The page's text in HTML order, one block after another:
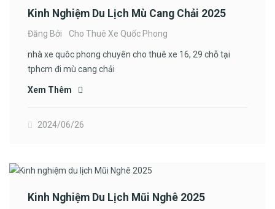
Kinh Nghiệm Du Lịch Mù Cang Chải 2025
Đăng Bởi Cho Thuê Xe Quốc Phong
nhà xe quôc phong chuyên cho thuê xe 16, 29 chỗ tại
tphcm đi mù cang chải
Xem Thêm
2024/06/26
Kinh Nghiệm Du Lịch Mũi Nghê 2025